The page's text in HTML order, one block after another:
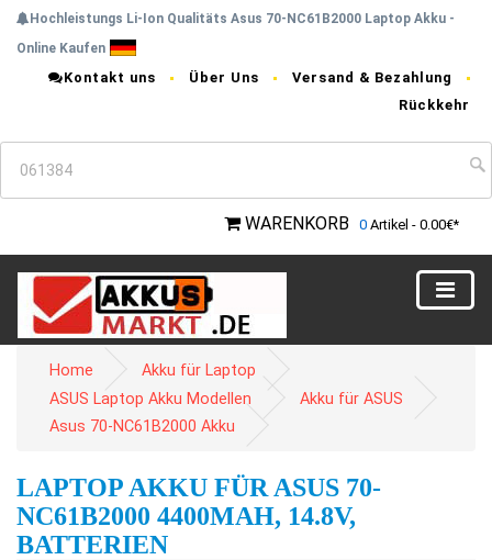
Hochleistungs Li-Ion Qualitäts Asus 70-NC61B2000 Laptop Akku -
Online Kaufen
Kontakt uns Über Uns
Versand & Bezahlung
Rückkehr
WARENKORB 0 Artikel - 0.00€*
Home
Akku für Laptop
ASUS Laptop Akku Modellen
Akku für ASUS
Asus 70-NC61B2000 Akku
LAPTOP AKKU FÜR ASUS 70-
NC61B2000 4400MAH, 14.8V,
BATTERIEN